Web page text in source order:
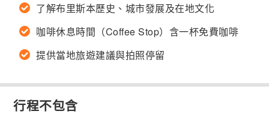
了解布里斯本歷史、城市發展及在地文化
咖啡休息時間（Coffee Stop）含一杯免費咖啡
提供當地旅遊建議與拍照停留
行程不包含